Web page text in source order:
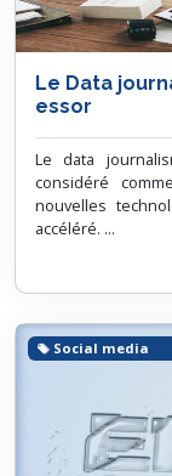
Le Data
essor
Le data
considéré
nouvelles
accéléré. ...
Social media